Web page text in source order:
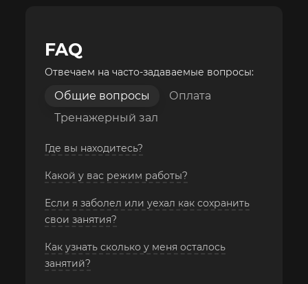
FAQ
Отвечаем на часто-задаваемые вопросы:
Общие вопросы
Оплата
Тренажерный зал
Где вы находитесь?
Какой у вас режим работы?
Если я заболел или уехал как сохранить
свои занятия?
Как узнать сколько у меня осталось
занятий?